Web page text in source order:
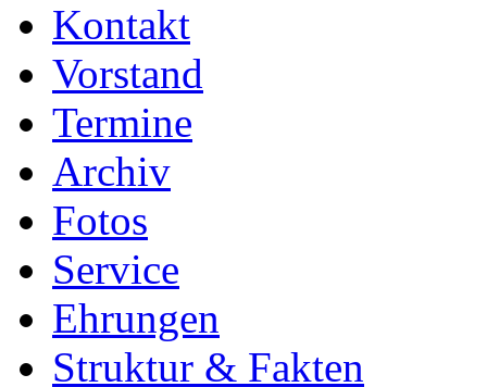
Kontakt
Vorstand
Termine
Archiv
Fotos
Service
Ehrungen
Struktur & Fakten